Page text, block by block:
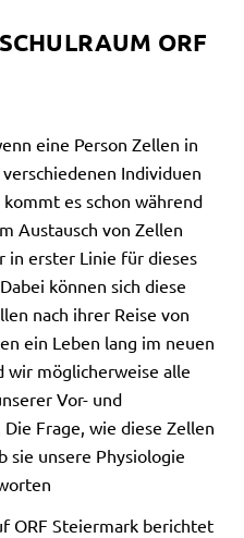
ORF
eine Person Zellen in
Individuen
es schon während
Austausch von Zellen
in erster Linie für dieses
können sich diese
nach ihrer Reise von
ein Leben lang im neuen
wir möglicherweise alle
Vor- und
Frage, wie diese Zellen
sie unsere Physiologie
ORF Steiermark berichtet